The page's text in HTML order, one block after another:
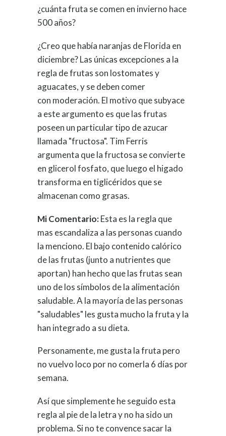
¿cuánta fruta se comen en invierno hace
500 años?
¿Creo que había naranjas de Florida en
diciembre? Las únicas excepciones a la
regla de frutas son lostomates y
aguacates, y se deben comer
con moderación. El motivo que subyace
a este argumento es que las frutas
poseen un particular tipo de azucar
llamada "fructosa". Tim Ferris
argumenta que la fructosa se convierte
en glicerol fosfato, que luego el higado
transforma en tiglicéridos que se
almacenan como grasas.
Mi Comentario:Esta es la regla que
mas escandaliza a las personas cuando
la menciono. El bajo contenido calórico
de las frutas (junto a nutrientes que
aportan) han hecho que las frutas sean
uno de los símbolos de la alimentación
saludable. A la mayoría de las personas
"saludables" les gusta mucho la fruta y la
han integrado a su dieta.
Personamente, me gusta la fruta pero
no vuelvo loco por no comerla 6 días por
semana.
Así que simplemente he seguido esta
regla al pie de la letra y no ha sido un
problema. Si no te convence sacar la